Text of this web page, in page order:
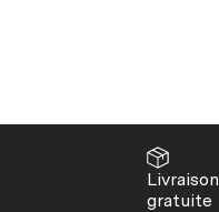
Livraison
gratuite